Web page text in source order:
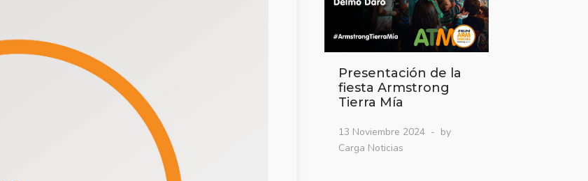
Presentación de la
fiesta Armstrong
Tierra Mía
13 Noviembre 2024
by
Carga Noticias